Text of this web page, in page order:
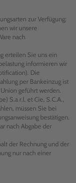
zur Verfügung:
wir unsere
nach
erteilen Sie uns ein
informieren wir
Die
per Bankeinzug ist
geführt werden.
S.a r.l. et Cie, S.C.A.,
müssen Sie bei
bestätigen.
nach Abgabe der
der Rechnung und der
nur nach einer